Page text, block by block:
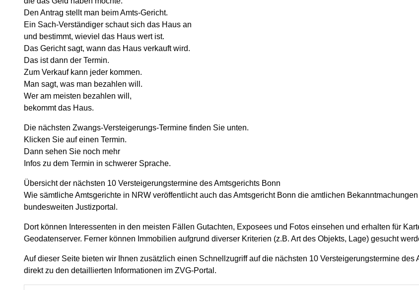
Den Antrag stellt man beim Amts-Gericht.
Ein Sach-Verständiger schaut sich das Haus an
und bestimmt, wieviel das Haus wert ist.
Das Gericht sagt, wann das Haus verkauft wird.
Das ist dann der Termin.
Zum Verkauf kann jeder kommen.
Man sagt, was man bezahlen will.
Wer am meisten bezahlen will,
bekommt das Haus.
Die nächsten Zwangs-Versteigerungs-Termine finden Sie unten.
Klicken Sie auf einen Termin.
Dann sehen Sie noch mehr
Infos zu dem Termin in schwerer Sprache.
Übersicht der nächsten 10 Versteigerungstermine des Amtsgerichts Bonn
Wie sämtliche Amtsgerichte in NRW veröffentlicht auch das Amtsgericht Bonn die amtlichen
bundesweiten Justizportal.
Dort können Interessenten in den meisten Fällen Gutachten, Exposees und Fotos einsehen und erhalten für
Geodatenserver. Ferner können Immobilien aufgrund diverser Kriterien (z.B. Art des Objekts, Lage) gesucht
Auf dieser Seite bieten wir Ihnen zusätzlich einen Schnellzugriff auf die nächsten 10 Versteigerungstermine
direkt zu den detaillierten Informationen im ZVG-Portal.